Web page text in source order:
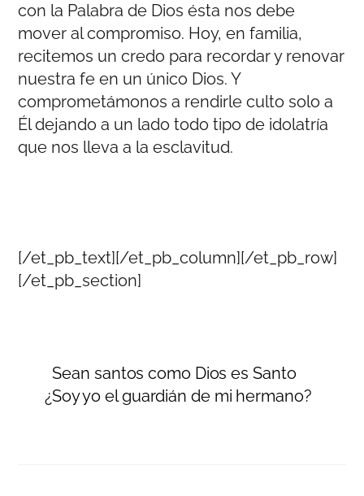
con la Palabra de Dios ésta nos debe
mover al compromiso. Hoy, en familia,
recitemos un credo para recordar y renovar
nuestra fe en un único Dios. Y
comprometámonos a rendirle culto solo a
Él dejando a un lado todo tipo de idolatría
que nos lleva a la esclavitud.
[/et_pb_text][/et_pb_column][/et_pb_row]
[/et_pb_section]
Sean santos como Dios es Santo
¿Soy yo el guardián de mi hermano?